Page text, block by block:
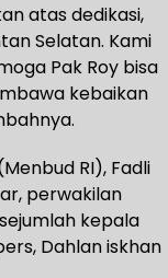
atas dedikasi,
Selatan. Kami
Pak Roy bisa
kebaikan
RI), Fadli
perwakilan
kepala
Dahlan iskhan